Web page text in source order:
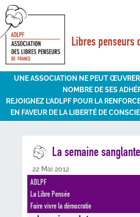
Libres penseurs
Sélectionner une page
UNE ASSOCIATION NE PEUT ŒUVRER
NOMBRE DE SES
REJOIGNEZ L’ADLPF POUR LA
EN FAVEUR DE LA LIBERTÉ DE
La semaine sanglante
22 Mai 2012
ADLPF
La Libre Pensée
Faire vivre la démocratie